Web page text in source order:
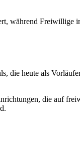
während Freiwillige
die heute als
die auf